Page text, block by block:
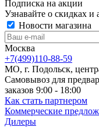
Подписка на акции
Узнавайте о скидках
Новости магазина
Москва
+7(499)110-88-59
МО, г. Подольск,
Самовывоз для
заказов 9:00 - 18:00
Как стать партнером
Коммерческие
Дилеры